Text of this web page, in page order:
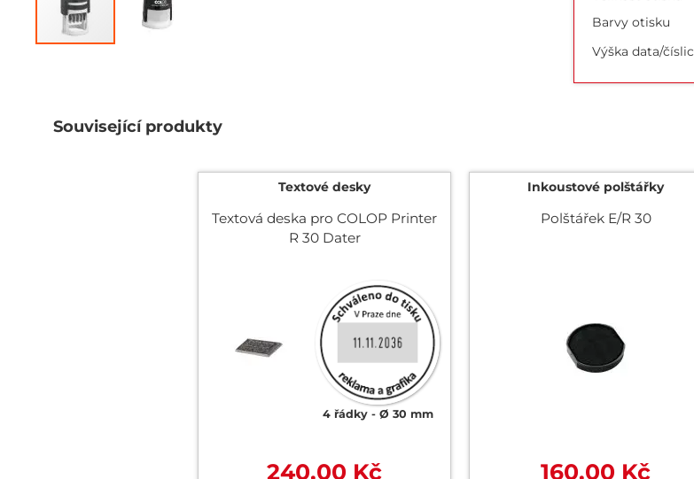
Barvy otisku
Výška data/číslic
Související produkty
Textové desky
Textová deska pro COLOP Printer
R 30 Dater
4 řádky Ø 30 mm
240,00 Kč
Inkoustové polštářky
Polštářek E/R 30
160,00 Kč